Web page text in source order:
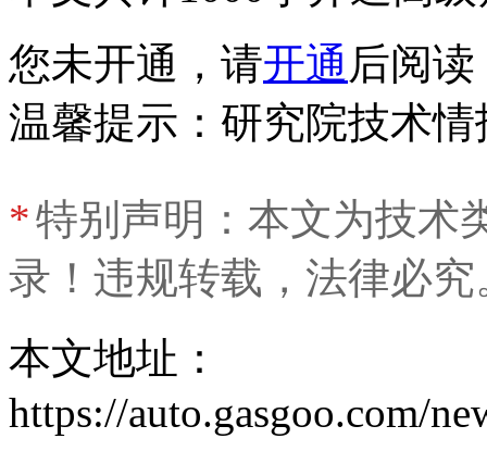
您未开通，请开通 后阅读
温馨提示：研究院技术
*特别声明：本文为技术
录！违规转载，法律必究
本文地址：
https://auto.gasgoo.com/